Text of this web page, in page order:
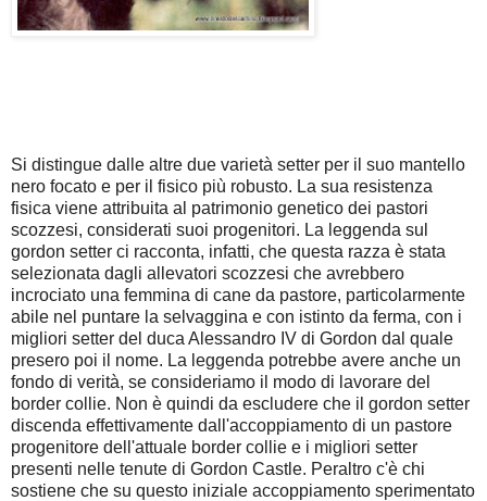
Si distingue dalle altre due varietà setter per il suo mantello
nero focato e per il fisico più robusto. La sua resistenza
fisica viene attribuita al patrimonio genetico dei pastori
scozzesi, considerati suoi progenitori. La leggenda sul
gordon setter ci racconta, infatti, che questa razza è stata
selezionata dagli allevatori scozzesi che avrebbero
incrociato una femmina di cane da pastore, particolarmente
abile nel puntare la selvaggina e con istinto da ferma, con i
migliori setter del duca Alessandro IV di Gordon dal quale
presero poi il nome. La leggenda potrebbe avere anche un
fondo di verità, se consideriamo il modo di lavorare del
border collie. Non è quindi da escludere che il gordon setter
discenda effettivamente dall'accoppiamento di un pastore
progenitore dell'attuale border collie e i migliori setter
presenti nelle tenute di Gordon Castle. Peraltro c'è chi
sostiene che su questo iniziale accoppiamento sperimentato